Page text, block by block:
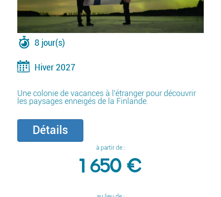
8 jour(s)
Hiver 2027
Une colonie de vacances à l'étranger pour découvrir
les paysages enneigés de la Finlande.
Détails
à partir de :
1 650 €